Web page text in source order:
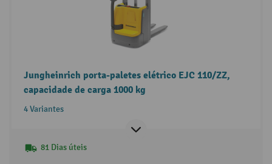
Jungheinrich porta-paletes elétrico EJC 110/ZZ,
capacidade de carga 1000 kg
4 Variantes
81 Dias úteis